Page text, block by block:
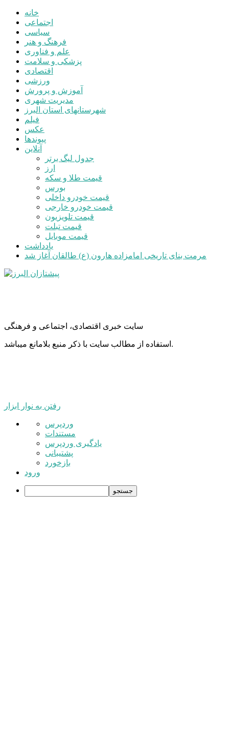
خانه
اجتماعی
سیاسی
فرهنگ و هنر
علم و فناوری
پزشکی و سلامت
اقتصادی
ورزشی
آموزش و پرورش
مدیریت شهری
شهرستانهای استان البرز
فیلم
عکس
پیوندها
آنلاین
جدول لیگ برتر
ارز
قیمت طلا و سکه
بورس
قیمت خودرو داخلی
قیمت خودرو خارجی
قیمت تلویزیون
قیمت تبلت
قیمت موبایل
یادداشت
مرمت بنای تاریخی امامزاده هارون (ع) طالقان آغاز شد
سایت خبری اقتصادی، اجتماعی و فرهنگی
استفاده از مطالب سایت با ذکر منبع بلامانع میباشد.
رفتن به نوار ابزار
درباره
وردپرس
وردپرس
مستندات
یادگیری وردپرس
پشتیبانی
بازخورد
ورود
جستجو